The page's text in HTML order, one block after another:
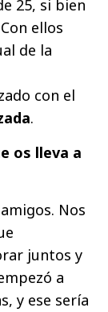
25, si bien
ellos
de la
con el
.
os lleva a
Nos
juntos y
a
y ese sería